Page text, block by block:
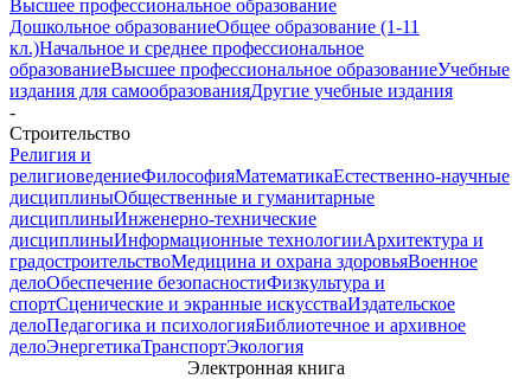
Высшее профессиональное образование
Дошкольное образованиеОбщее образование (1-11
кл.)Начальное и среднее профессиональное
образованиеВысшее профессиональное образованиеУчебные
издания для самообразованияДругие учебные издания
-
Строительство
Религия и
религиоведениеФилософияМатематикаЕстественно-научные
дисциплиныОбщественные и гуманитарные
дисциплиныИнженерно-технические
дисциплиныИнформационные технологииАрхитектура и
градостроительствоМедицина и охрана здоровьяВоенное
делоОбеспечение безопасностиФизкультура и
спортСценические и экранные искусстваИздательское
делоПедагогика и психологияБиблиотечное и архивное
делоЭнергетикаТранспортЭкология
Электронная книга